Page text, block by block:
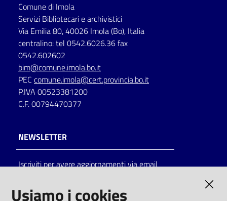
lettura
Seguici
su
Catalogo
Comune di Imola
Servizi Bibliotecari e archivistici
Via Emilia 80, 40026 Imola (Bo), Italia
centralino: tel 0542.6026.36 fax
0542.602602
bim@comune.imola.bo.it
PEC comune.imola@cert.provincia.bo.it
P.IVA 00523381200
C.F. 00794470377
NEWSLETTER
Iscriviti per avere aggiornamenti via email
Usiamo i cookies